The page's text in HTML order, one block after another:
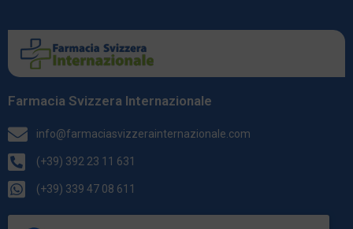
Farmacia Svizzera Internazionale
info@farmaciasvizzerainternazionale.com
(+39) 392 23 11 631
(+39) 339 47 08 611